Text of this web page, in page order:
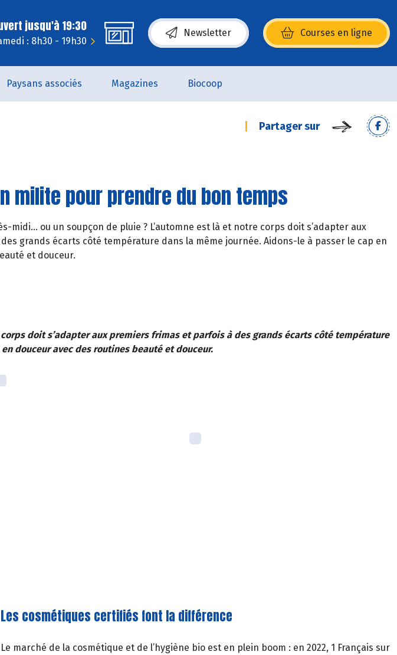
jusqu'à 19:30
: 8h30 - 19h30
Newsletter Courses en ligne
(s’ouvre dans une nouvelle fenêtre)
Paysans associés Magazines Biocoop
Partager sur
milite pour prendre du bon temps
midi… ou un soupçon de pluie ? L’automne est là et notre corps doit s’adapter aux
grands écarts côté température dans la même journée. Aidons-le à passer le cap en
et douceur.
doit s’adapter aux premiers frimas et parfois à des grands écarts côté température
douceur avec des routines beauté et douceur.
Les cosmétiques certifiés font la différence
Le marché de la cosmétique et de l’hygiène bio est en plein boom : en 2022, 1 Français sur